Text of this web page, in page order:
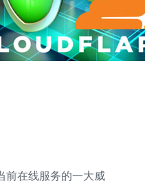
前在线服务的一大威